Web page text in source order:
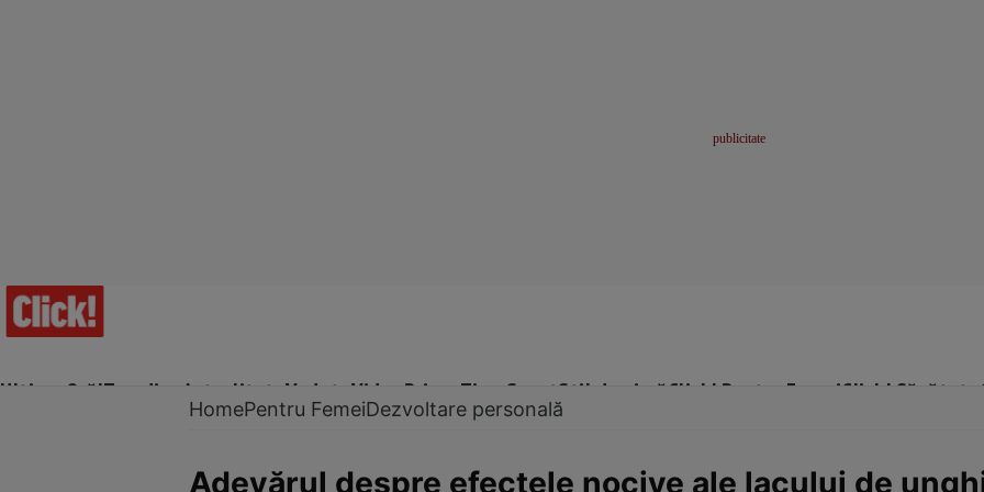
Ultima Oră!Trending Actualitate Vedete Video Prime Time SportStil de viațăClick! Pentru FemeiClick! Sănătate
HomePentru FemeiDezvoltare personală
Adevărul despre efectele nocive ale lacului de